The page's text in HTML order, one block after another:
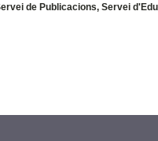
de Publicacions, Servei